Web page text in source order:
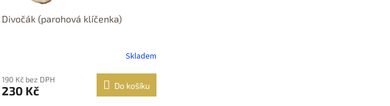
Divočák (parohová klíčenka)
Skladem
190 Kč bez DPH
230 Kč Do košíku